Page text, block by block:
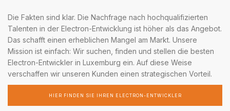
Die Fakten sind klar. Die Nachfrage nach hochqualifizierten
Talenten in der Electron-Entwicklung ist höher als das Angebot.
Das schafft einen erheblichen Mangel am Markt. Unsere
Mission ist einfach: Wir suchen, finden und stellen die besten
Electron-Entwickler in Luxemburg ein. Auf diese Weise
verschaffen wir unseren Kunden einen strategischen Vorteil.
HIER FINDEN SIE IHREN ELECTRON-ENTWICKLER